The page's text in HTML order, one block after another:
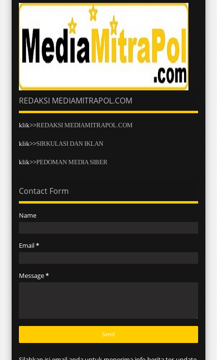
REDAKSI MEDIAMITRAPOL.COM
klik>>REDAKSI MEDIAMITRAPOL.COM
klik>>SIRKULASI DAN IKLAN
klik>>PEDOMAN MEDIA SIBER
Contact Form
Name
Email*
Message*